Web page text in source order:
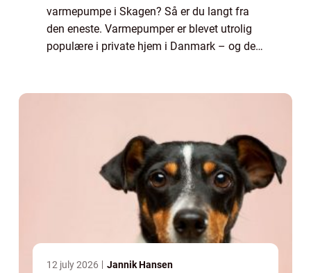
varmepumpe i Skagen? Så er du langt fra
den eneste. Varmepumper er blevet utrolig
populære i private hjem i Danmark – og det
12 july 2026 Jannik Hansen